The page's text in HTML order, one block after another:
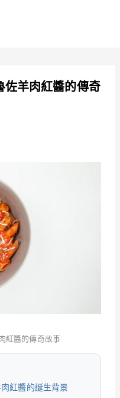
佐羊肉紅醬的傳奇
紅醬的傳奇故事
紅醬的誕生背景